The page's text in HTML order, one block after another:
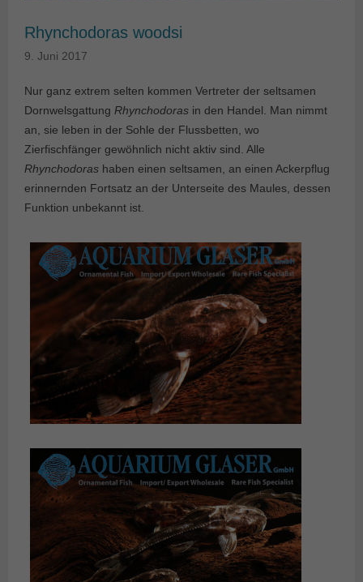
Rhynchodoras woodsi
9. Juni 2017
Nur ganz extrem selten kommen Vertreter der seltsamen
Dornwelsgattung Rhynchodoras in den Handel. Man nimmt
an, sie leben in der Sohle der Flussbetten, wo
Zierfischfänger gewöhnlich nicht aktiv sind. Alle
Rhynchodoras haben einen seltsamen, an einen Ackerpflug
erinnernden Fortsatz an der Unterseite des Maules, dessen
Funktion unbekannt ist.